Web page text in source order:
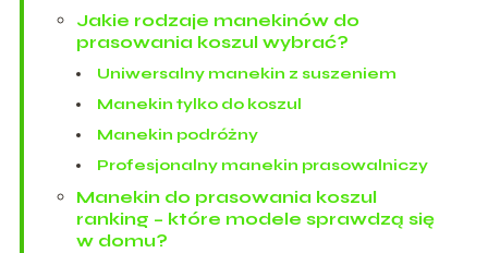
Jakie rodzaje manekinów do
prasowania koszul wybrać?
Uniwersalny manekin z suszeniem
Manekin tylko do koszul
Manekin podróżny
Profesjonalny manekin prasowalniczy
Manekin do prasowania koszul
ranking – które modele sprawdzą się
w domu?